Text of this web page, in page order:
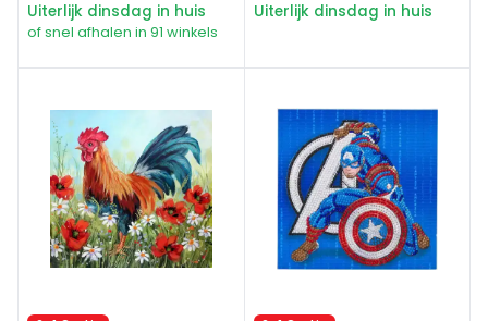
Uiterlijk dinsdag in huis
of snel afhalen in 91 winkels
Uiterlijk dinsdag in huis